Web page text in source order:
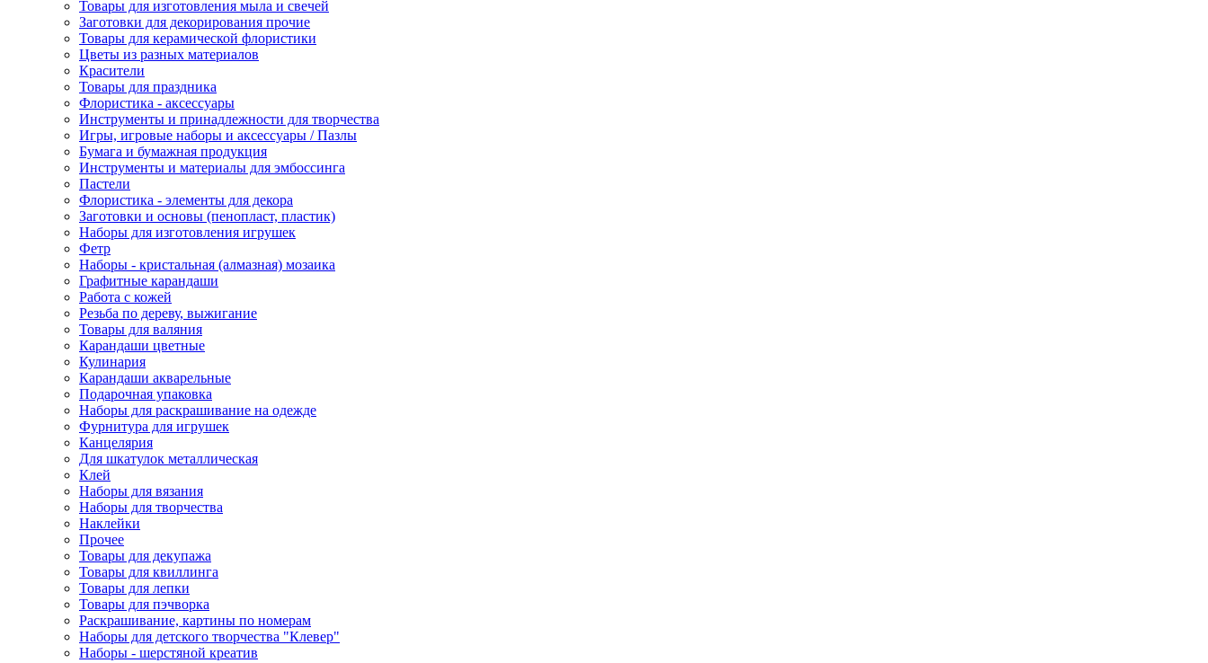
Товары для изготовления мыла и свечей
Заготовки для декорирования прочие
Товары для керамической флористики
Цветы из разных материалов
Красители
Товары для праздника
Флористика - аксессуары
Инструменты и принадлежности для творчества
Игры, игровые наборы и аксессуары / Пазлы
Бумага и бумажная продукция
Инструменты и материалы для эмбоссинга
Пастели
Флористика - элементы для декора
Заготовки и основы (пенопласт, пластик)
Наборы для изготовления игрушек
Фетр
Наборы - кристальная (алмазная) мозаика
Графитные карандаши
Работа с кожей
Резьба по дереву, выжигание
Товары для валяния
Карандаши цветные
Кулинария
Карандаши акварельные
Подарочная упаковка
Наборы для раскрашивание на одежде
Фурнитура для игрушек
Канцелярия
Для шкатулок металлическая
Клей
Наборы для вязания
Наборы для творчества
Наклейки
Прочее
Товары для декупажа
Товары для квиллинга
Товары для лепки
Товары для пэчворка
Раскрашивание, картины по номерам
Наборы для детского творчества "Клевер"
Наборы - шерстяной креатив